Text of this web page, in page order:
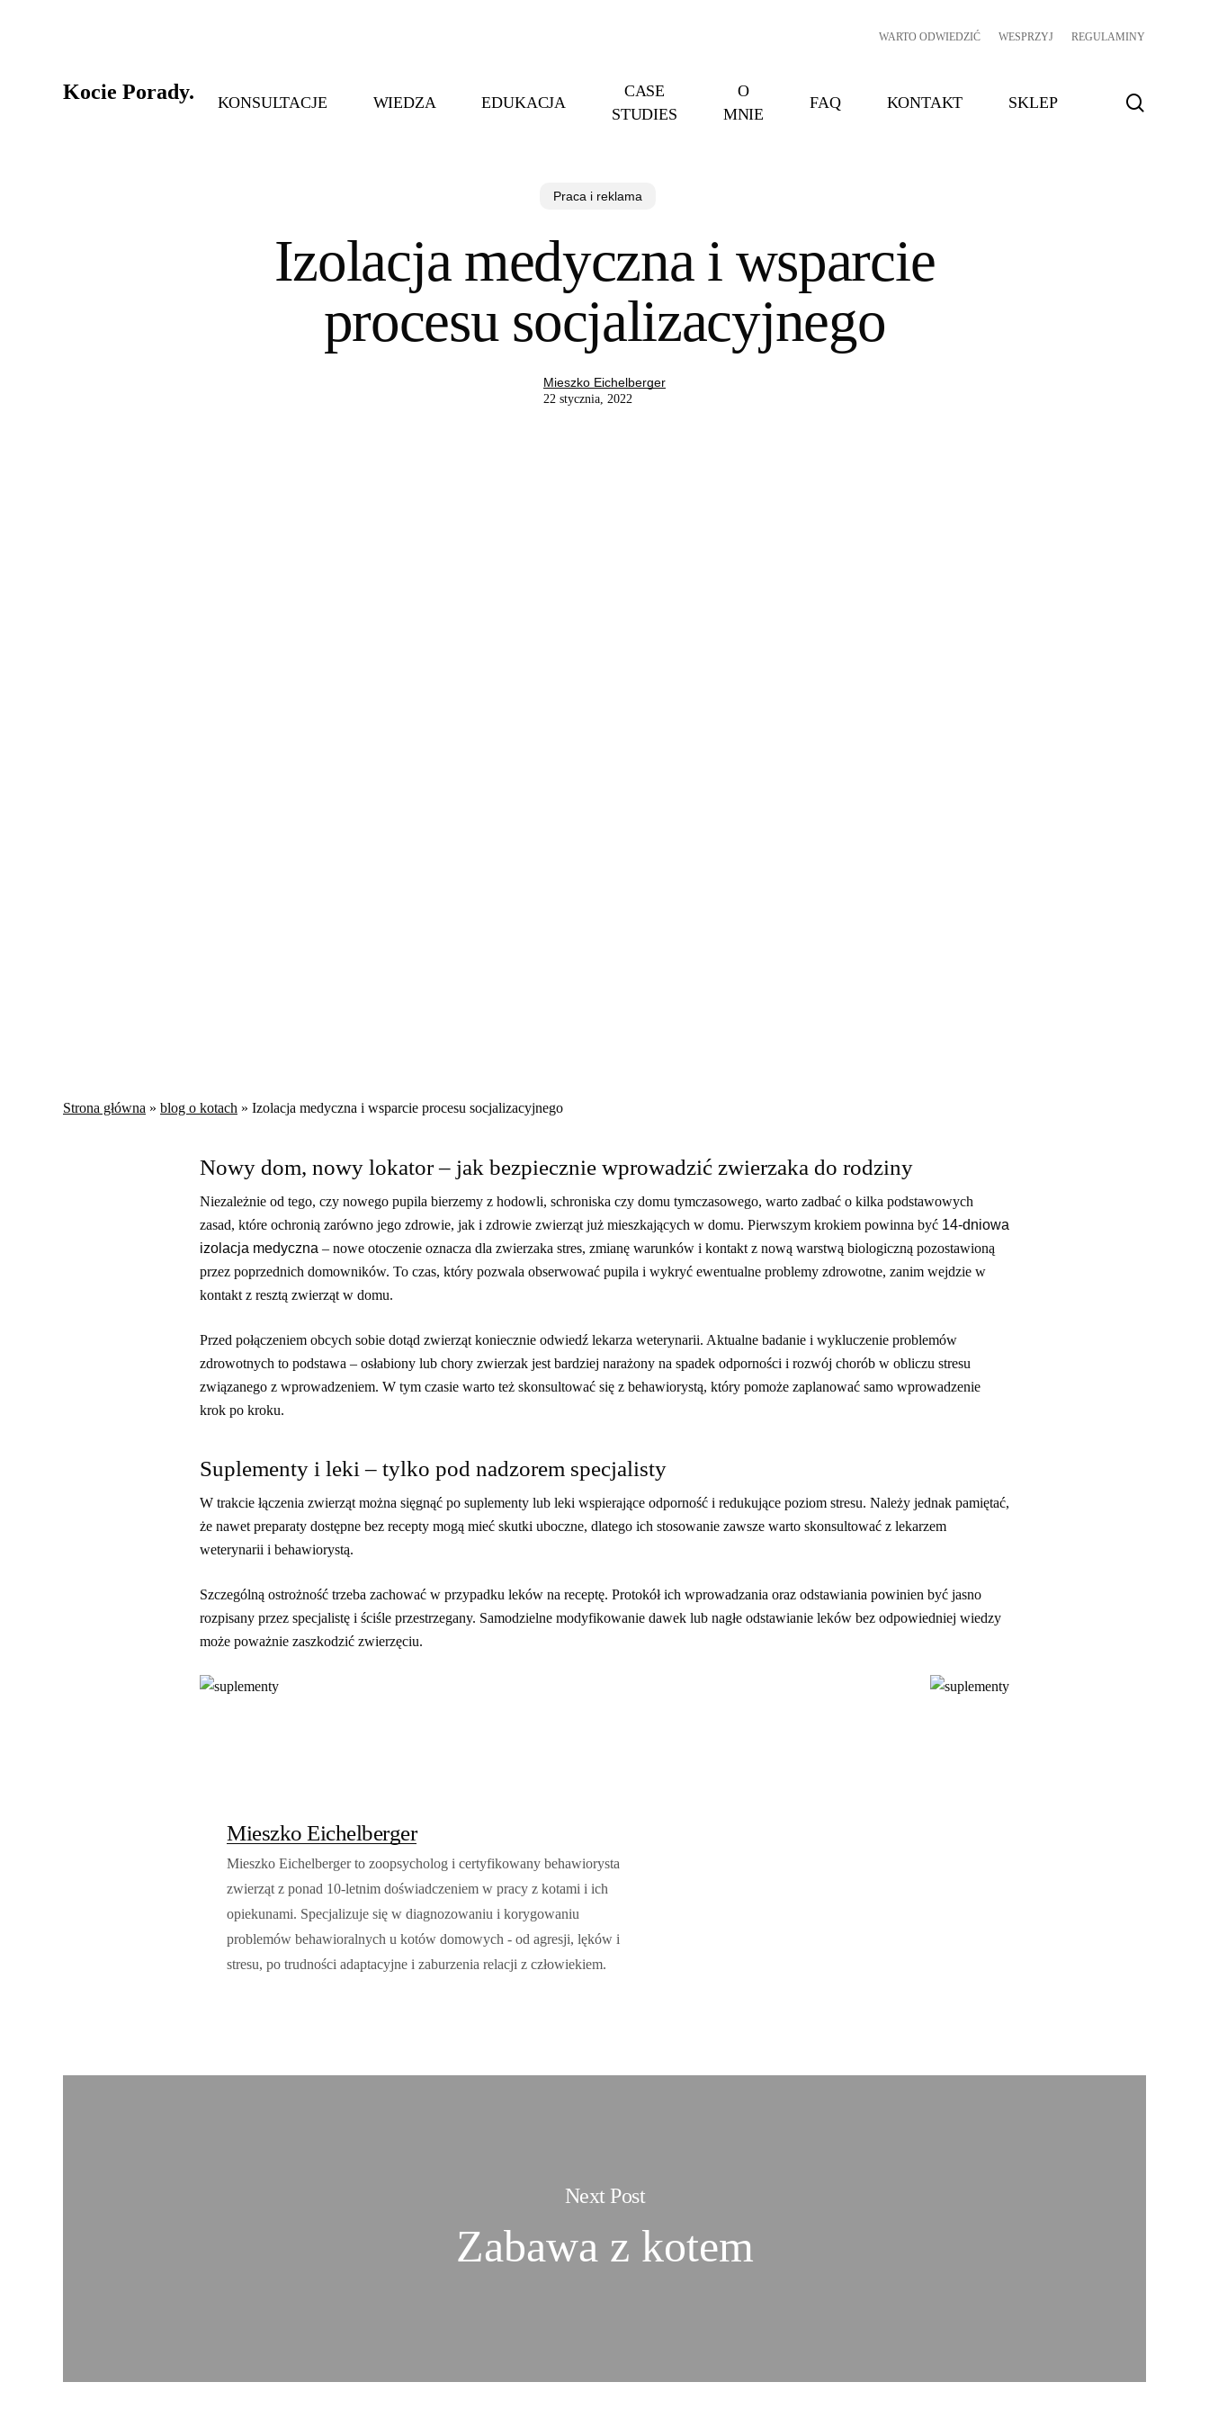
WARTO ODWIEDZIĆ WESPRZYJ REGULAMINY
Kocie Porady. KONSULTACJE WIEDZA EDUKACJA
CASE
STUDIES
O
MNIE
FAQ KONTAKT SKLEP
Praca i reklama
Izolacja medyczna i wsparcie
procesu socjalizacyjnego
Mieszko Eichelberger
22 stycznia, 2022
Strona główna » blog o kotach » Izolacja medyczna i wsparcie procesu socjalizacyjnego
Nowy dom, nowy lokator – jak bezpiecznie wprowadzić zwierzaka do rodziny
Niezależnie od tego, czy nowego pupila bierzemy z hodowli, schroniska czy domu tymczasowego, warto zadbać o kilka podstawowych
zasad, które ochronią zarówno jego zdrowie, jak i zdrowie zwierząt już mieszkających w domu. Pierwszym krokiem powinna być 14-dniowa
izolacja medyczna – nowe otoczenie oznacza dla zwierzaka stres, zmianę warunków i kontakt z nową warstwą biologiczną pozostawioną
przez poprzednich domowników. To czas, który pozwala obserwować pupila i wykryć ewentualne problemy zdrowotne, zanim wejdzie w
kontakt z resztą zwierząt w domu.
Przed połączeniem obcych sobie dotąd zwierząt koniecznie odwiedź lekarza weterynarii. Aktualne badanie i wykluczenie problemów
zdrowotnych to podstawa – osłabiony lub chory zwierzak jest bardziej narażony na spadek odporności i rozwój chorób w obliczu stresu
związanego z wprowadzeniem. W tym czasie warto też skonsultować się z behawiorystą, który pomoże zaplanować samo wprowadzenie
krok po kroku.
Suplementy i leki – tylko pod nadzorem specjalisty
W trakcie łączenia zwierząt można sięgnąć po suplementy lub leki wspierające odporność i redukujące poziom stresu. Należy jednak pamiętać,
że nawet preparaty dostępne bez recepty mogą mieć skutki uboczne, dlatego ich stosowanie zawsze warto skonsultować z lekarzem
weterynarii i behawiorystą.
Szczególną ostrożność trzeba zachować w przypadku leków na receptę. Protokół ich wprowadzania oraz odstawiania powinien być jasno
rozpisany przez specjalistę i ściśle przestrzegany. Samodzielne modyfikowanie dawek lub nagłe odstawianie leków bez odpowiedniej wiedzy
może poważnie zaszkodzić zwierzęciu.
Mieszko Eichelberger
Mieszko Eichelberger to zoopsycholog i certyfikowany behawiorysta
zwierząt z ponad 10-letnim doświadczeniem w pracy z kotami i ich
opiekunami. Specjalizuje się w diagnozowaniu i korygowaniu
problemów behawioralnych u kotów domowych - od agresji, lęków i
stresu, po trudności adaptacyjne i zaburzenia relacji z człowiekiem.
Next Post
Zabawa z kotem